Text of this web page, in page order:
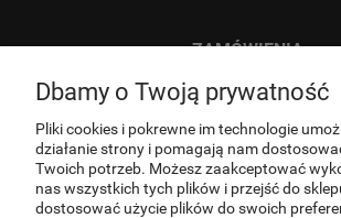
ZAMÓWIENIA
INFORMACJE
O NAS
Dbamy o Twoją prywatność
Pliki cookies i pokrewne im technologie
działanie strony i pomagają nam
Twoich potrzeb. Możesz zaakceptować
nas wszystkich tych plików i przejść do
dostosować użycie plików do swoich